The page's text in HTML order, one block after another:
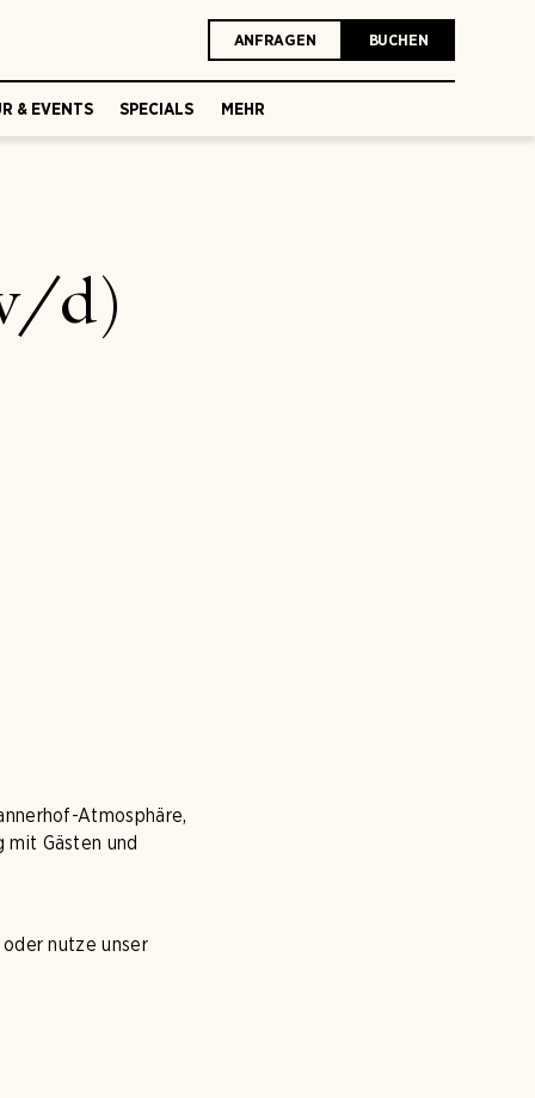
ANFRAGEN BUCHEN
& EVENTS SPECIALS MEHR
d)
Atmosphäre,
mit Gästen und
oder nutze unser